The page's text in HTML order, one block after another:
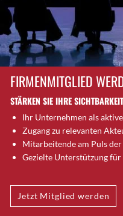
Burgdorf
Bäretswil
Bülach
Cazis
Cham
Chur
Crissier
Davos Platz
Dietikon
Dietlikon
FIRMENMITGLIED
STÄRKEN SIE IHRE
Ihr Unternehmen als
Zugang zu relevanten
Mitarbeitende am Puls
Gezielte Unterstützung
Jetzt Mitglied werden